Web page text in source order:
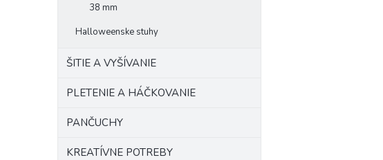
38 mm
Halloweenske stuhy
ŠITIE A VYŠÍVANIE
PLETENIE A HÁČKOVANIE
PANČUCHY
KREATÍVNE POTREBY